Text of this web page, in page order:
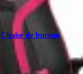
Chaise de bureau